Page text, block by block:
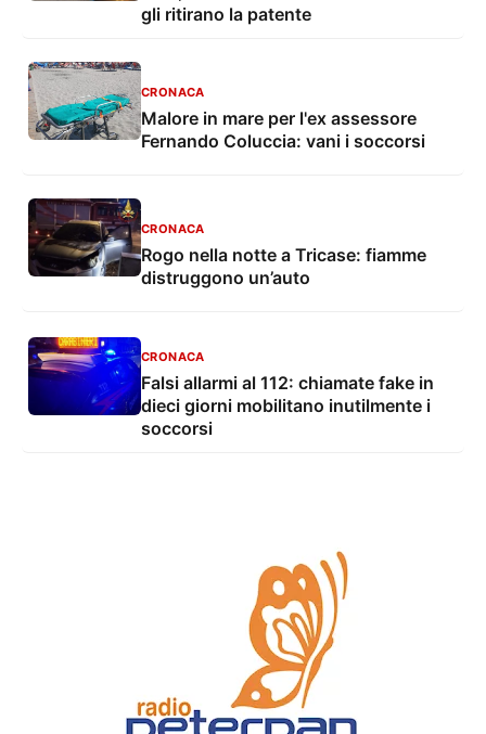
gli ritirano la patente
CRONACA
Malore in mare per l'ex assessore
Fernando Coluccia: vani i soccorsi
CRONACA
Rogo nella notte a Tricase: fiamme
distruggono un’auto
CRONACA
Falsi allarmi al 112: chiamate fake in
dieci giorni mobilitano inutilmente i
soccorsi